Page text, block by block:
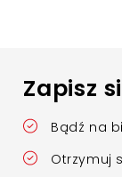
Zapisz
Bądź na
Otrzymuj